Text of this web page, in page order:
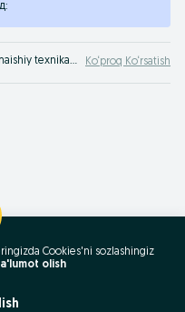
OLX.uz Toshkent viloyati - boshqa turdagi maishiy texnikaning keng turdagi assortimenti arzon narxlarda. Turli elektronika vositalarini oson va tez sotib oling. OLX.uz Toshkent viloyati - internet bo‘yicha eng yaxshi takliflar! Ko‘proq Ko‘rsatish
Cookies'ni sozlashingiz
olish